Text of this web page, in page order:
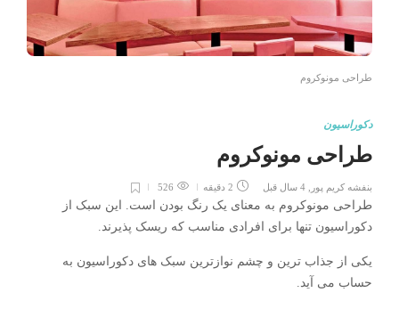
طراحی مونوکروم
دکوراسیون
طراحی مونوکروم
بنفشه کریم پور 4 سال قبل 2 دقیقه 526
طراحی مونوکروم به معنای یک رنگ بودن است. این سبک از
دکوراسیون تنها برای افرادی مناسب که ریسک پذیرند.
یکی از جذاب ترین و چشم نوازترین سبک های دکوراسیون به
حساب می آید.